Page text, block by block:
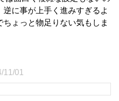
逆に事が上手く進みすぎるよ
ちょっと物足りない気もしま
11/01